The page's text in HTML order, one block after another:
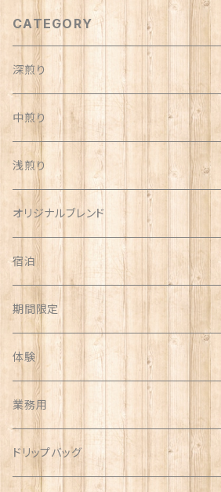
CATEGORY
深煎り
中煎り
浅煎り
オリジナルブレンド
宿泊
期間限定
体験
業務用
ドリップバッグ